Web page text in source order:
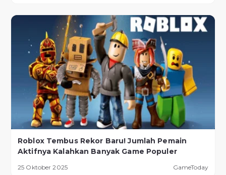
Roblox Tembus Rekor Baru! Jumlah Pemain
Aktifnya Kalahkan Banyak Game Populer
25 Oktober 2025 GameToday